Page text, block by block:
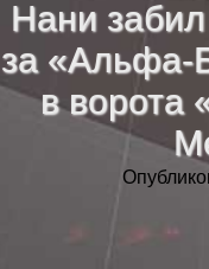
Нани
за «Альфа-
в ворота
Тренды новостей»
Рубрики»
»